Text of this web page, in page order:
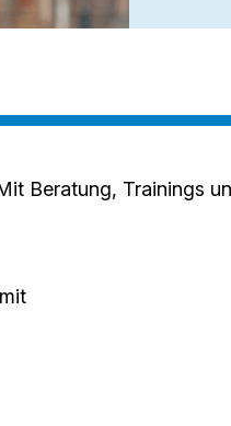
Beratung, Trainings